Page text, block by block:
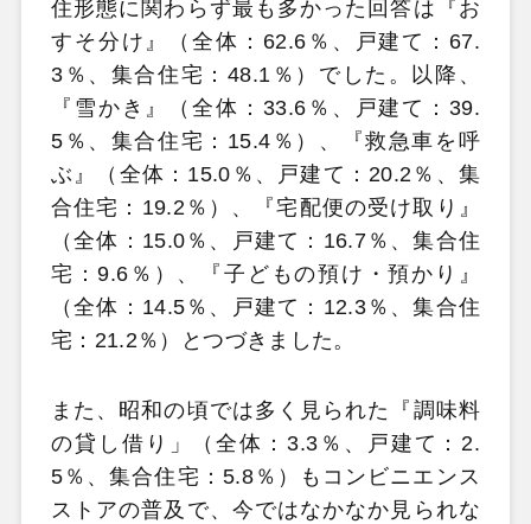
住形態に関わらず最も多かった回答は『お
すそ分け』（全体：62.6％、戸建て：67.
3％、集合住宅：48.1％）でした。以降、
『雪かき』（全体：33.6％、戸建て：39.
5％、集合住宅：15.4％）、『救急車を呼
ぶ』（全体：15.0％、戸建て：20.2％、集
合住宅：19.2％）、『宅配便の受け取り』
（全体：15.0％、戸建て：16.7％、集合住
宅：9.6％）、『子どもの預け・預かり』
（全体：14.5％、戸建て：12.3％、集合住
宅：21.2％）とつづきました。
また、昭和の頃では多く見られた『調味料
の貸し借り」（全体：3.3％、戸建て：2.
5％、集合住宅：5.8％）もコンビニエンス
ストアの普及で、今ではなかなか見られな